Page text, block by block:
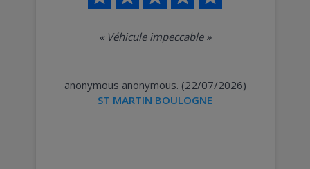
« Véhicule impeccable»
anonymous anonymous. (22/07/2026)
ST MARTIN BOULOGNE